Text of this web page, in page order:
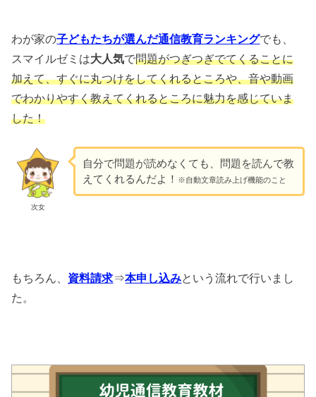
わが家の子どもたちが選んだ通信教育ランキングでも、
スマイルゼミは大人気で問題がつぎつぎでてくることに
加えて、すぐに丸つけをしてくれるところや、音や動画
でわかりやすく教えてくれるところに魅力を感じていま
した！
次女
自分で問題が読めなくても、問題を読んで教
えてくれるんだよ！ ※自動文章読み上げ機能のこと
もちろん、 資料請求⇒本申し込みという流れで行いまし
た。